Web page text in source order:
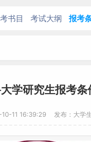
书目 考试大纲 报考
学研究生报考条
11 16:39:29 发布：大学